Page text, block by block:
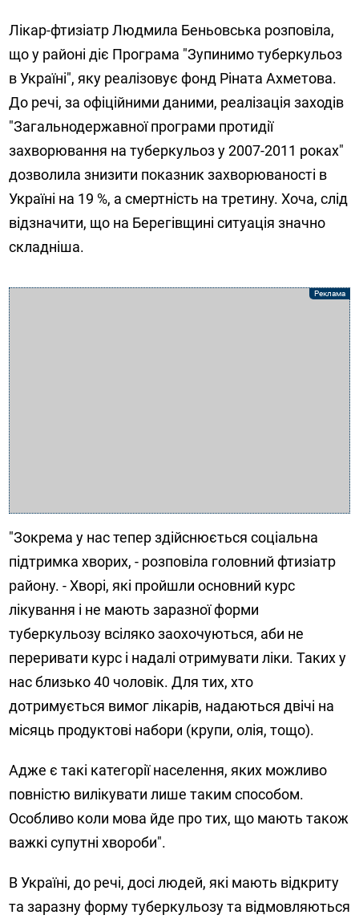
Лікар-фтизіатр Людмила Беньовська розповіла,
що у районі діє Програма "Зупинимо туберкульоз
в Україні", яку реалізовує фонд Ріната Ахметова.
До речі, за офіційними даними, реалізація заходів
"Загальнодержавної програми протидії
захворювання на туберкульоз у 2007-2011 роках"
дозволила знизити показник захворюваності в
Україні на 19 %, а смертність на третину. Хоча, слід
відзначити, що на Берегівщині ситуація значно
складніша.
"Зокрема у нас тепер здійснюється соціальна
підтримка хворих, - розповіла головний фтизіатр
району. - Хворі, які пройшли основний курс
лікування і не мають заразної форми
туберкульозу всіляко заохочуються, аби не
переривати курс і надалі отримувати ліки. Таких у
нас близько 40 чоловік. Для тих, хто
дотримується вимог лікарів, надаються двічі на
місяць продуктові набори (крупи, олія, тощо).
Адже є такі категорії населення, яких можливо
повністю вилікувати лише таким способом.
Особливо коли мова йде про тих, що мають також
важкі супутні хвороби".
В Україні, до речі, досі людей, які мають відкриту
та заразну форму туберкульозу та відмовляються